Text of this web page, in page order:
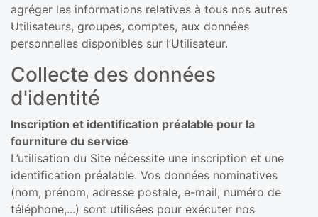
agréger les informations relatives à tous nos autres
Utilisateurs, groupes, comptes, aux données
personnelles disponibles sur l’Utilisateur.
Collecte des données
d'identité
Inscription et identification préalable pour la
fourniture du service
L’utilisation du Site nécessite une inscription et une
identification préalable. Vos données nominatives
(nom, prénom, adresse postale, e-mail, numéro de
téléphone,...) sont utilisées pour exécuter nos